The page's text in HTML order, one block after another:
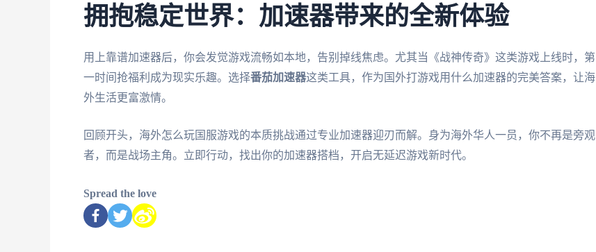
拥抱稳定世界：加速器带来的全新体验
用上靠谱加速器后，你会发觉游戏流畅如本地，告别掉线焦虑。尤其当《战神传奇》这类游戏上线时，第
一时间抢福利成为现实乐趣。选择番茄加速器这类工具，作为国外打游戏用什么加速器的完美答案，让海
外生活更富激情。
回顾开头，海外怎么玩国服游戏的本质挑战通过专业加速器迎刃而解。身为海外华人一员，你不再是旁观
者，而是战场主角。立即行动，找出你的加速器搭档，开启无延迟游戏新时代。
Spread the love